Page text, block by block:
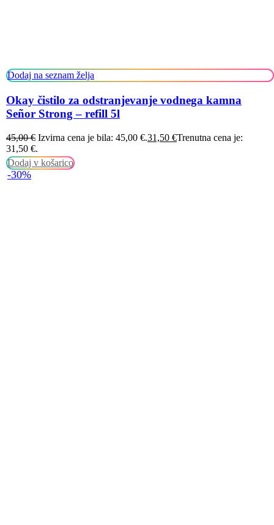
Dodaj na seznam želja
Okay čistilo za odstranjevanje vodnega kamna
Señor Strong – refill 5l
45,00€ Izvirna cena je bila: 45,00 €.31,50 €Trenutna cena je:
31,50 €.
Dodaj v košarico
-30%